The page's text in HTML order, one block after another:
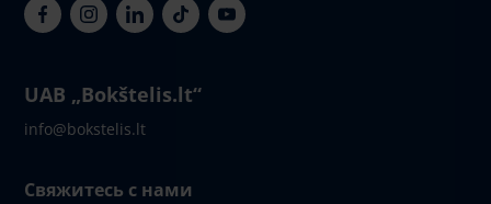
UAB „Bokštelis.lt“
info@bokstelis.lt
Свяжитесь с нами